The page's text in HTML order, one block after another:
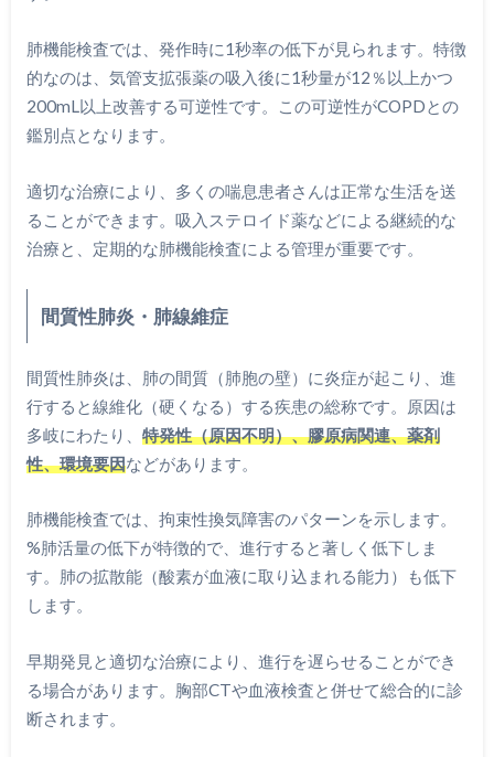
肺機能検査では、発作時に1秒率の低下が見られます。特徴
的なのは、気管支拡張薬の吸入後に1秒量が12％以上かつ
200mL以上改善する可逆性です。この可逆性がCOPDとの
鑑別点となります。
適切な治療により、多くの喘息患者さんは正常な生活を送
ることができます。吸入ステロイド薬などによる継続的な
治療と、定期的な肺機能検査による管理が重要です。
間質性肺炎・肺線維症
間質性肺炎は、肺の間質（肺胞の壁）に炎症が起こり、進
行すると線維化（硬くなる）する疾患の総称です。原因は
多岐にわたり、 特発性（原因不明）、膠原病関連、薬剤
性、環境要因などがあります。
肺機能検査では、拘束性換気障害のパターンを示します。
%肺活量の低下が特徴的で、進行すると著しく低下しま
す。肺の拡散能（酸素が血液に取り込まれる能力）も低下
します。
早期発見と適切な治療により、進行を遅らせることができ
る場合があります。胸部CTや血液検査と併せて総合的に診
断されます。